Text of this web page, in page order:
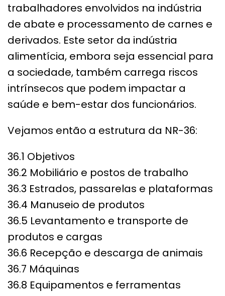
trabalhadores envolvidos na indústria
de abate e processamento de carnes e
derivados. Este setor da indústria
alimentícia, embora seja essencial para
a sociedade, também carrega riscos
intrínsecos que podem impactar a
saúde e bem-estar dos funcionários.
Vejamos então a estrutura da NR-36:
36.1 Objetivos
36.2 Mobiliário e postos de trabalho
36.3 Estrados, passarelas e plataformas
36.4 Manuseio de produtos
36.5 Levantamento e transporte de
produtos e cargas
36.6 Recepção e descarga de animais
36.7 Máquinas
36.8 Equipamentos e ferramentas